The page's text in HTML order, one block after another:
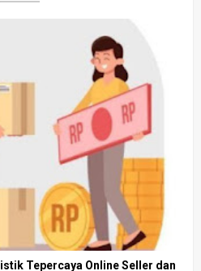
Tepercaya Online Seller dan